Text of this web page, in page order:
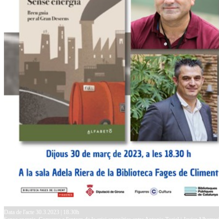
Data de l'acte 30.3.2023 | 18.30h